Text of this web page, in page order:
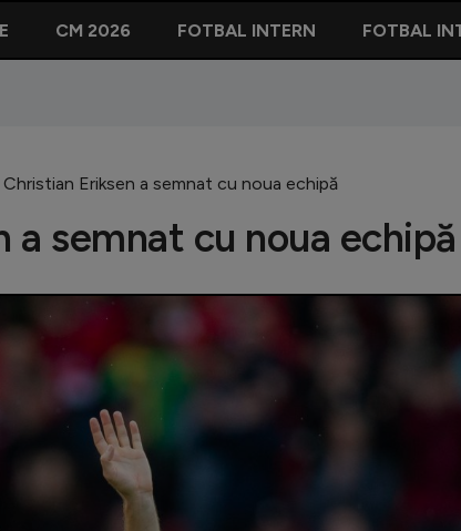
CM 2026 FOTBAL INTERN FOTBAL
Eriksen a semnat cu noua echipă
a semnat cu noua echipă